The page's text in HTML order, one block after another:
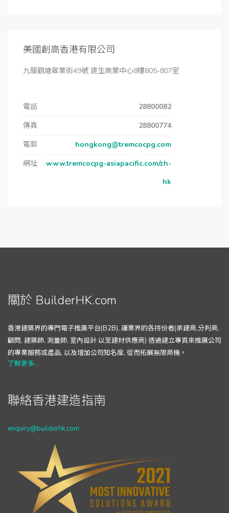
美國創高香港有限公司
九龍觀塘敬業街49號 建生商業中心8樓805-807室
電話
28800082
傳真
28800774
電郵
hongkong@tremcocpg.com
網址
www.tremcocpg-asiapacific.com/zh-
hk
關於 BuilderHK.com
香港建築界的專門電子推廣平台(B2B), 讓業界的各持份者(承建商,分判商,
顧問, 建築師, 測量師, 室內設計 以至建材供應商) 透過建立專頁來推廣公司
的專業服務或產品, 以及增加公司知名度, 從而拓展無限商機。
了解更多...
聯絡香港建造指南
enquiry@builderhk.com